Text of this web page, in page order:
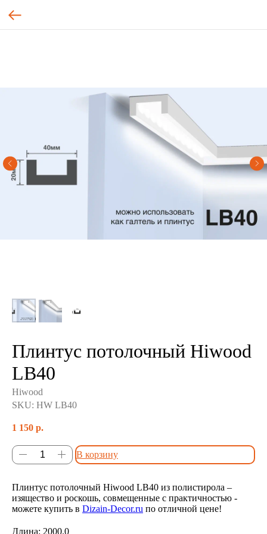
Плинтус потолочный Hiwood
LB40
Hiwood
SKU: HW LB40
1 150 р.
В корзину
Плинтус потолочный Hiwood LB40 из полистирола –
изящество и роскошь, совмещенные с практичностью -
можете купить в Dizain-Decor.ru по отличной цене!
Длина: 2000.0